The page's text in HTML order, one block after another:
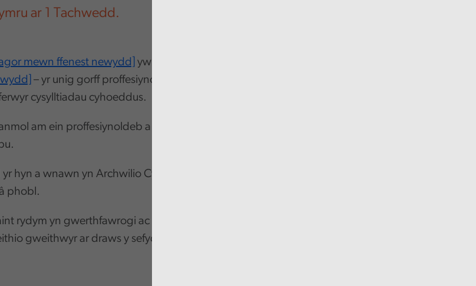
ar 1 Tachwedd.
mewn ffenest newydd] yw'r grŵp Cymreig
– yr unig gorff proffesiynol Siartredig Brenhinol
cysylltiadau cyhoeddus.
am ein proffesiynoldeb a'n cydnabod am ein
hyn a wnawn yn Archwilio Cymru ac mae cyfathrebu
phobl.
rydym yn gwerthfawrogi ac yn blaenoriaethu
gweithwyr ar draws y sefydliad.